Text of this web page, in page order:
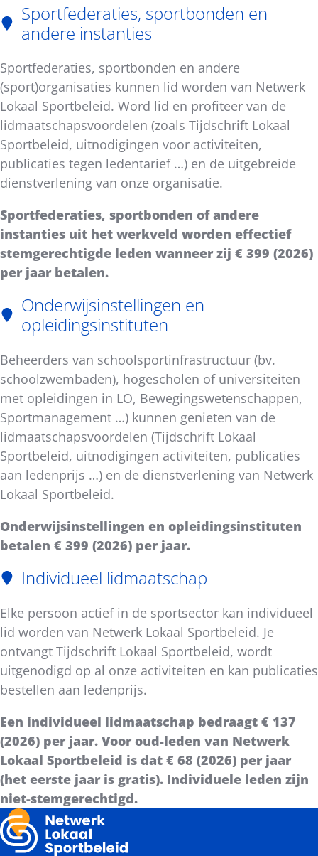
Sportfederaties, sportbonden en
andere instanties
Sportfederaties, sportbonden en andere
(sport)organisaties kunnen lid worden van Netwerk
Lokaal Sportbeleid. Word lid en profiteer van de
lidmaatschapsvoordelen (zoals Tijdschrift Lokaal
Sportbeleid, uitnodigingen voor activiteiten,
publicaties tegen ledentarief …) en de uitgebreide
dienstverlening van onze organisatie.
Sportfederaties, sportbonden of andere
instanties uit het werkveld worden effectief
stemgerechtigde leden wanneer zij € 399 (2026)
per jaar betalen.
Onderwijsinstellingen en
opleidingsinstituten
Beheerders van schoolsportinfrastructuur (bv.
schoolzwembaden), hogescholen of universiteiten
met opleidingen in LO, Bewegingswetenschappen,
Sportmanagement …) kunnen genieten van de
lidmaatschapsvoordelen (Tijdschrift Lokaal
Sportbeleid, uitnodigingen activiteiten, publicaties
aan ledenprijs …) en de dienstverlening van Netwerk
Lokaal Sportbeleid.
Onderwijsinstellingen en opleidingsinstituten
betalen € 399 (2026) per jaar.
Individueel lidmaatschap
Elke persoon actief in de sportsector kan individueel
lid worden van Netwerk Lokaal Sportbeleid. Je
ontvangt Tijdschrift Lokaal Sportbeleid, wordt
uitgenodigd op al onze activiteiten en kan publicaties
bestellen aan ledenprijs.
Een individueel lidmaatschap bedraagt € 137
(2026) per jaar. Voor oud-leden van Netwerk
Lokaal Sportbeleid is dat € 68 (2026) per jaar
(het eerste jaar is gratis). Individuele leden zijn
niet-stemgerechtigd.